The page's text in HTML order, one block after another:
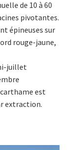
de 10 à 60
pivotantes.
épineuses sur
rouge-jaune,
juillet
est
extraction.